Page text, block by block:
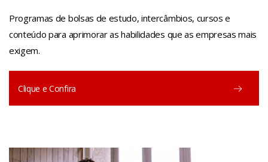
Programas de bolsas de estudo, intercâmbios, cursos e
conteúdo para aprimorar as habilidades que as empresas mais
exigem.
Clique e Confira